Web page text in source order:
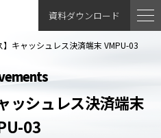
資料ダウンロード
】キャッシュレス決済端末 VMPU-03
ッシュレス決済端末
03